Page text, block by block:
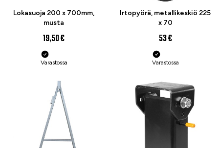
Lokasuoja 200 x 700mm,
musta
19,50 €
Varastossa
Irtopyörä, metallikeskiö 225
x 70
53 €
Varastossa